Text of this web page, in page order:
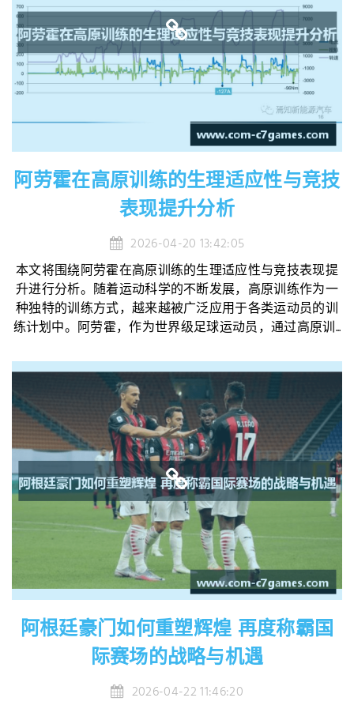
阿劳霍在高原训练的生理适应性与竞技
表现提升分析
2026-04-20 13:42:05
本文将围绕阿劳霍在高原训练的生理适应性与竞技表现提
升进行分析。随着运动科学的不断发展，高原训练作为一
种独特的训练方式，越来越被广泛应用于各类运动员的训
练计划中。阿劳霍，作为世界级足球运动员，通过高原训...
阿根廷豪门如何重塑辉煌 再度称霸国
际赛场的战略与机遇
2026-04-22 11:46:20